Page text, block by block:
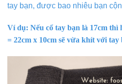
tay bạn, được bao nhiêu bạn
Ví dụ: Nếu cổ tay bạn là 17cm thì
= 22cm x 10cm sẽ vừa khít với tay